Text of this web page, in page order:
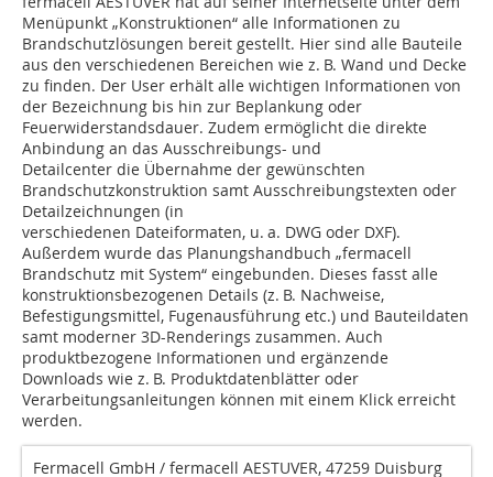
Menüpunkt „Konstruktionen“ alle Informationen zu
Brandschutzlösungen bereit gestellt. Hier sind alle Bauteile
aus den verschiedenen Bereichen wie z. B. Wand und Decke
zu finden. Der User erhält alle wichtigen Informationen von
der Bezeichnung bis hin zur Beplankung oder
Feuerwiderstandsdauer. Zudem ermöglicht die direkte
Anbindung an das Ausschreibungs- und
Detailcenter die Übernahme der gewünschten
Brandschutzkonstruktion samt Ausschreibungstexten oder
Detailzeichnungen (in
verschiedenen Dateiformaten, u. a. DWG oder DXF).
Außerdem wurde das Planungshandbuch „fermacell
Brandschutz mit System“ eingebunden. Dieses fasst alle
konstruktionsbezogenen Details (z. B. Nachweise,
Befestigungsmittel, Fugenausführung etc.) und Bauteildaten
samt moderner 3D-Renderings zusammen. Auch
produktbezogene Informationen und ergänzende
Downloads wie z. B. Produktdatenblätter oder
Verarbeitungsanleitungen können mit einem Klick erreicht
werden.
Fermacell GmbH / fermacell AESTUVER, 47259 Duisburg